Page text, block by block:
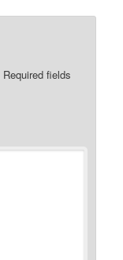
Required fields